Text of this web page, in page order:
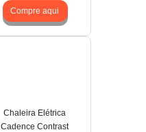
Compre aqui
Chaleira Elétrica
Cadence Contrast